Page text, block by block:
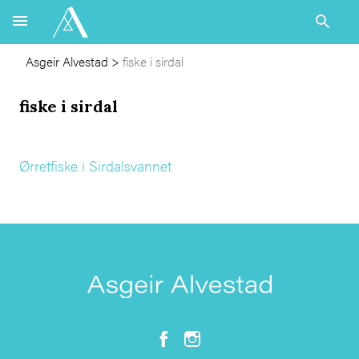
Asgeir Alvestad > fiske i sirdal
fiske i sirdal
Ørretfiske i Sirdalsvannet